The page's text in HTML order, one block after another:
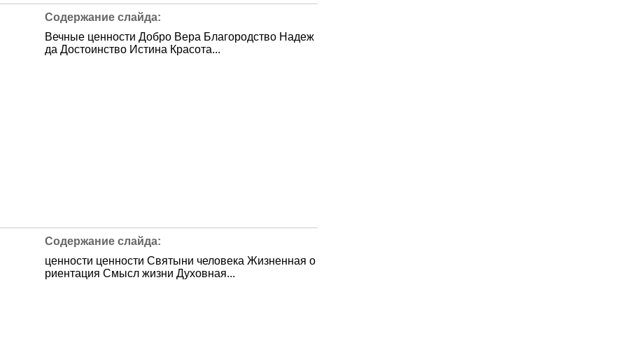
Вечные ценности Добро Вера Благородство Надеж
да Достоинство Истина Красота...
ценности ценности Святыни человека Жизненная о
риентация Смысл жизни Духовная...